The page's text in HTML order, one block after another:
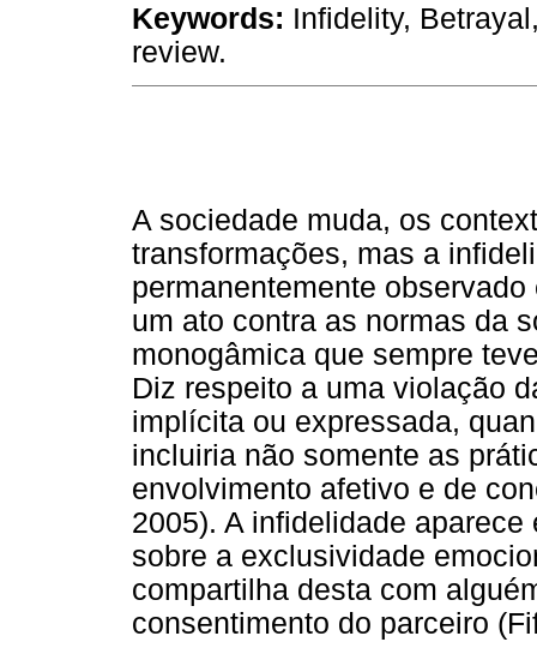
Keywords: Infidelity,
review.
A sociedade muda, os
transformações, mas a
permanentemente
um ato contra as normas da
monogâmica que sempre
Diz respeito a uma violação
implícita ou expressada,
incluiria não somente as
envolvimento afetivo e de
2005). A infidelidade
sobre a exclusividade
compartilha desta com
consentimento do parceiro